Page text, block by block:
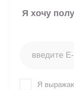
Я хочу
Я